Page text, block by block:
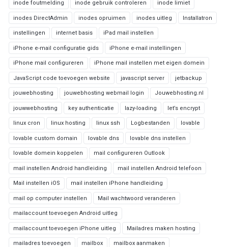
inode foutmelding inode gebruik controleren inode limiet
inodes DirectAdmin inodes opruimen inodes uitleg Installatron
instellingen internet basis iPad mail instellen
iPhone e-mail configuratie gids iPhone e-mail instellingen
iPhone mail configureren iPhone mail instellen met eigen domein
JavaScript code toevoegen website javascript server jetbackup
jouwebhosting jouwebhosting webmail login Jouwebhosting.nl
jouwwebhosting key authenticatie lazy-loading let’s encrypt
linux cron linux hosting linux ssh Logbestanden lovable
lovable custom domain lovable dns lovable dns instellen
lovable domein koppelen mail configureren Outlook
mail instellen Android handleiding mail instellen Android telefoon
Mail instellen iOS mail instellen iPhone handleiding
mail op computer instellen Mail wachtwoord veranderen
mailaccount toevoegen Android uitleg
mailaccount toevoegen iPhone uitleg Mailadres maken hosting
mailadres toevoegen mailbox mailbox aanmaken